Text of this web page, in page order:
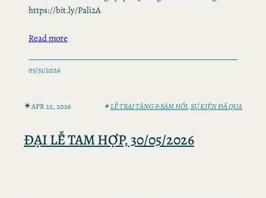
https://bit.ly/Pali2A
Read more
05/31/2026
✴︎APR 22, 2026 ✴︎LỄ TRAI TĂNG & SÁM HỐI, SỰ KIỆN ĐÃ QUA
ĐẠI LỄ TAM HỢP, 30/05/2026